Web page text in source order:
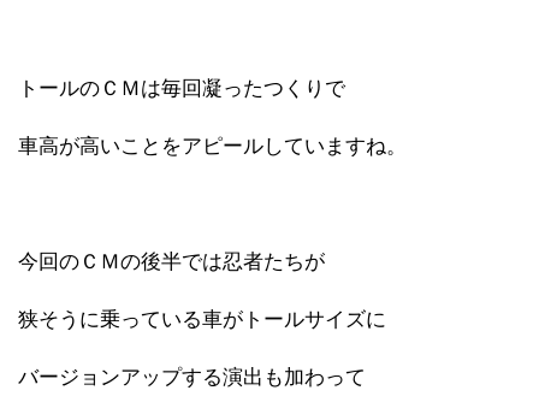
トールのＣＭは毎回凝ったつくりで
車高が高いことをアピールしていますね。
今回のＣＭの後半では忍者たちが
狭そうに乗っている車がトールサイズに
バージョンアップする演出も加わって